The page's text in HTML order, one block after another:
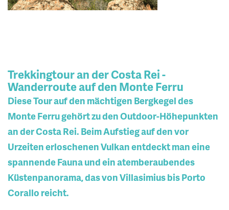
Trekkingtour an der Costa Rei -
Wanderroute auf den Monte Ferru
Diese Tour auf den mächtigen Bergkegel des
Monte Ferru gehört zu den Outdoor-Höhepunkten
an der Costa Rei. Beim Aufstieg auf den vor
Urzeiten erloschenen Vulkan entdeckt man eine
spannende Fauna und ein atemberaubendes
Küstenpanorama, das von Villasimius bis Porto
Corallo reicht.